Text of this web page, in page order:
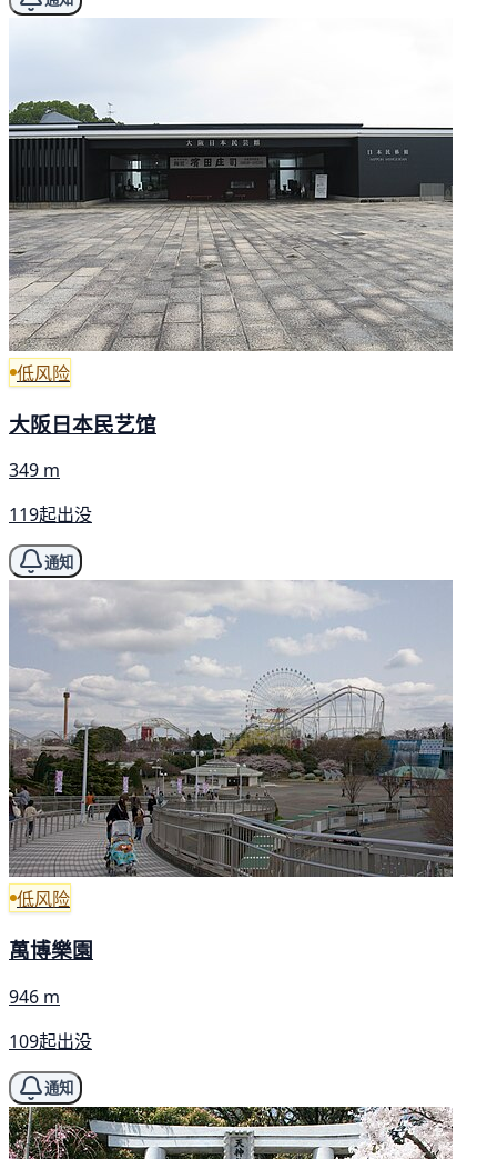
低风险
大阪日本民艺馆
349 m
119起出没
通知
低风险
萬博樂園
946 m
109起出没
通知